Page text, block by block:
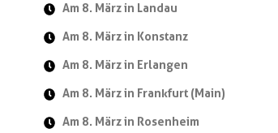
Am 8. März in Landau
Am 8. März in Konstanz
Am 8. März in Erlangen
Am 8. März in Frankfurt (Main)
Am 8. März in Rosenheim